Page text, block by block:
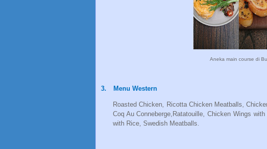
Aneka main course di
3. Menu Western
Roasted Chicken, Ricotta Chicken Meatballs,
Coq Au Conneberge,Ratatouille, Chicken Wings
with Rice, Swedish Meatballs.